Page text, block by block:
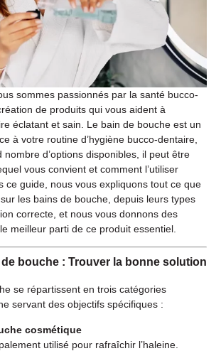
sommes passionnés par la santé bucco-
de produits qui vous aident à
éclatant et sain. Le bain de bouche est un
à votre routine d’hygiène bucco-dentaire,
nombre d’options disponibles, il peut être
vous convient et comment l’utiliser
ce guide, nous vous expliquons tout ce que
les bains de bouche, depuis leurs types
correcte, et nous vous donnons des
meilleur parti de ce produit essentiel.
bouche : Trouver la bonne solution
se répartissent en trois catégories
servant des objectifs spécifiques :
cosmétique
utilisé pour rafraîchir l’haleine.